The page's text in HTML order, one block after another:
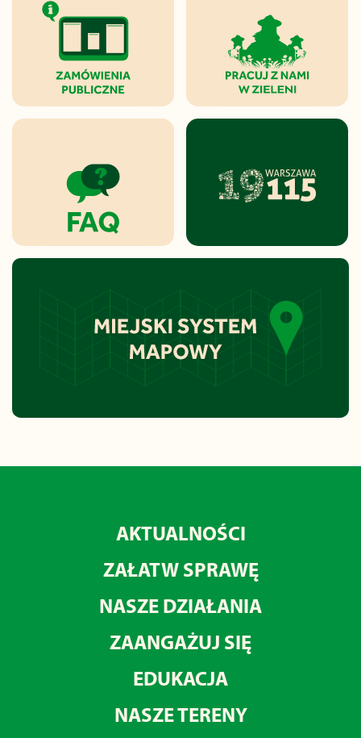
AKTUALNOŚCI
ZAŁATW SPRAWĘ
NASZE DZIAŁANIA
ZAANGAŻUJ SIĘ
EDUKACJA
NASZE TERENY